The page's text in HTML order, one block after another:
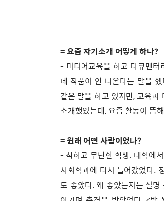
= 요즘 자기소개 어떻게 하나?
- 미디어교육을 하고 다큐멘터
데 작품이 안 나온다는 말을
같은 말을 하고 있지만, 교육
소개했었는데, 요즘 활동이 뜸
= 원래 어떤 사람이었나?
- 착하고 무난한 학생. 대학에
사회학과에 다시 들어갔었다.
도 좋았다. 왜 좋았는지는 설